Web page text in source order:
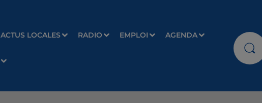
ACTUS LOCALES RADIO EMPLOI AGENDA